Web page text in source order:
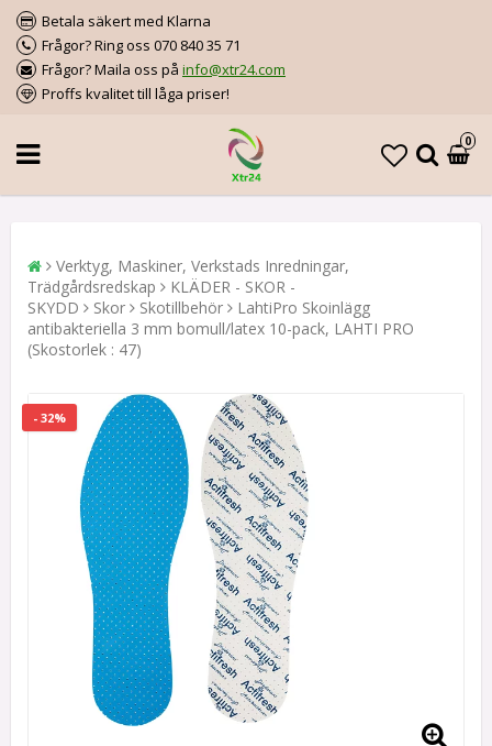
Betala säkert med Klarna
Frågor? Ring oss 070 840 35 71
Frågor? Maila oss på info@xtr24.com
Proffs kvalitet till låga priser!
0
Verktyg, Maskiner, Verkstads Inredningar,
Trädgårdsredskap
KLÄDER - SKOR -
SKYDD
Skor Skotillbehör
LahtiPro Skoinlägg
antibakteriella 3 mm bomull/latex 10-pack, LAHTI PRO
(Skostorlek : 47)
- 32%